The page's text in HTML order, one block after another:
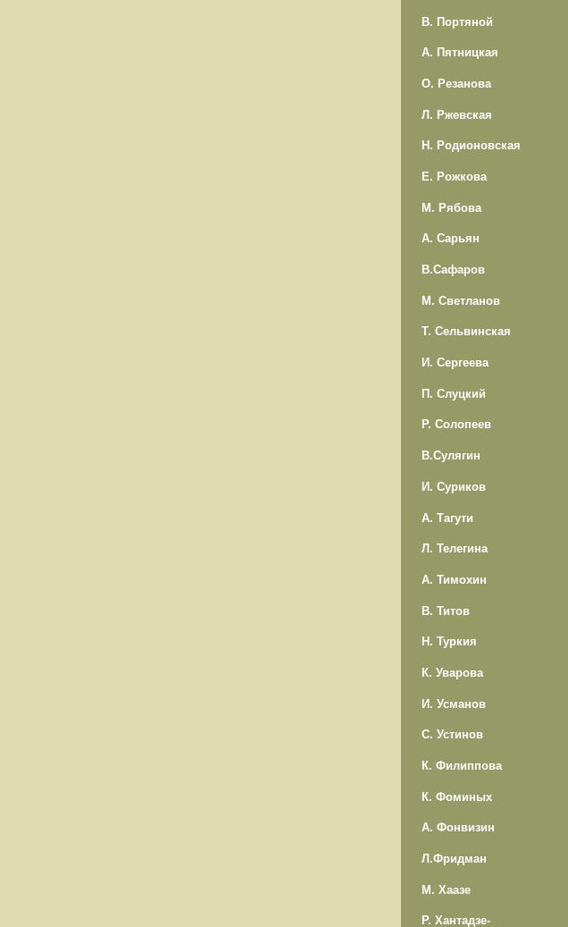
В. Портяной
А. Пятницкая
О. Резанова
Л. Ржевская
Н. Родионовская
Е. Рожкова
М. Рябова
А. Сарьян
В.Сафаров
М. Светланов
Т. Сельвинская
И. Сергеева
П. Слуцкий
Р. Солопеев
В.Сулягин
И. Суриков
А. Тагути
Л. Телегина
А. Тимохин
В. Титов
Н. Туркия
К. Уварова
И. Усманов
С. Устинов
К. Филиппова
К. Фоминых
А. Фонвизин
Л.Фридман
М. Хаазе
Р. Хантадзе-